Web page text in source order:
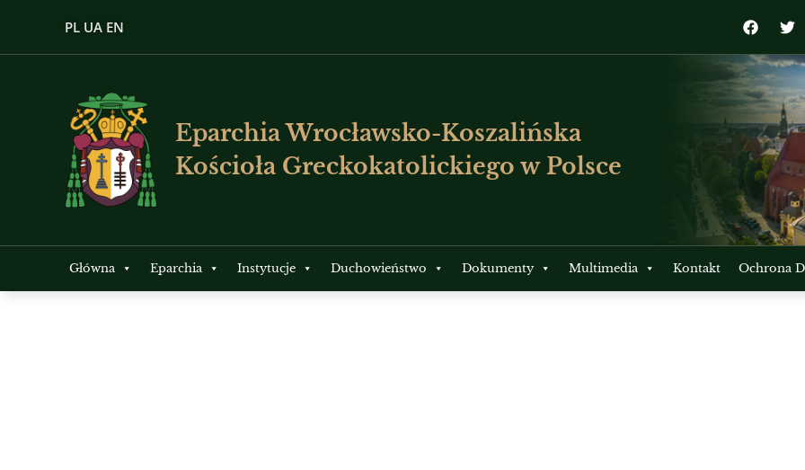
PL UA EN
Eparchia Wrocławsko-Koszalińska
Kościoła Greckokatolickiego w Polsce
Główna Eparchia Instytucje Duchowieństwo Dokumenty Multimedia Kontakt Ochrona